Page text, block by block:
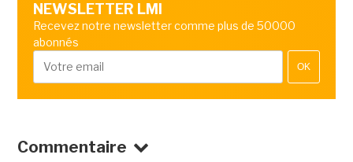
NEWSLETTER LMI
Recevez notre newsletter comme plus de 50000
abonnés
OK
Commentaire